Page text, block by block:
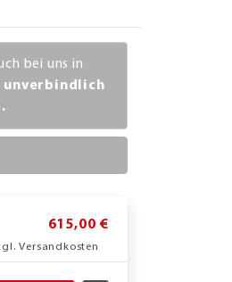
bei uns in
unverbindlich
615,00 €
Versandkosten